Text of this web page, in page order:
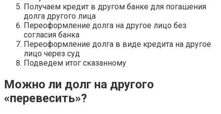
Получаем кредит в другом банке для погашения
долга другого лица
Переоформление долга на другое лицо без
согласия банка
Переоформление долга в виде кредита на другое
лицо через суд
Подведем итог сказанному
Можно ли долг на другого
«перевесить»?